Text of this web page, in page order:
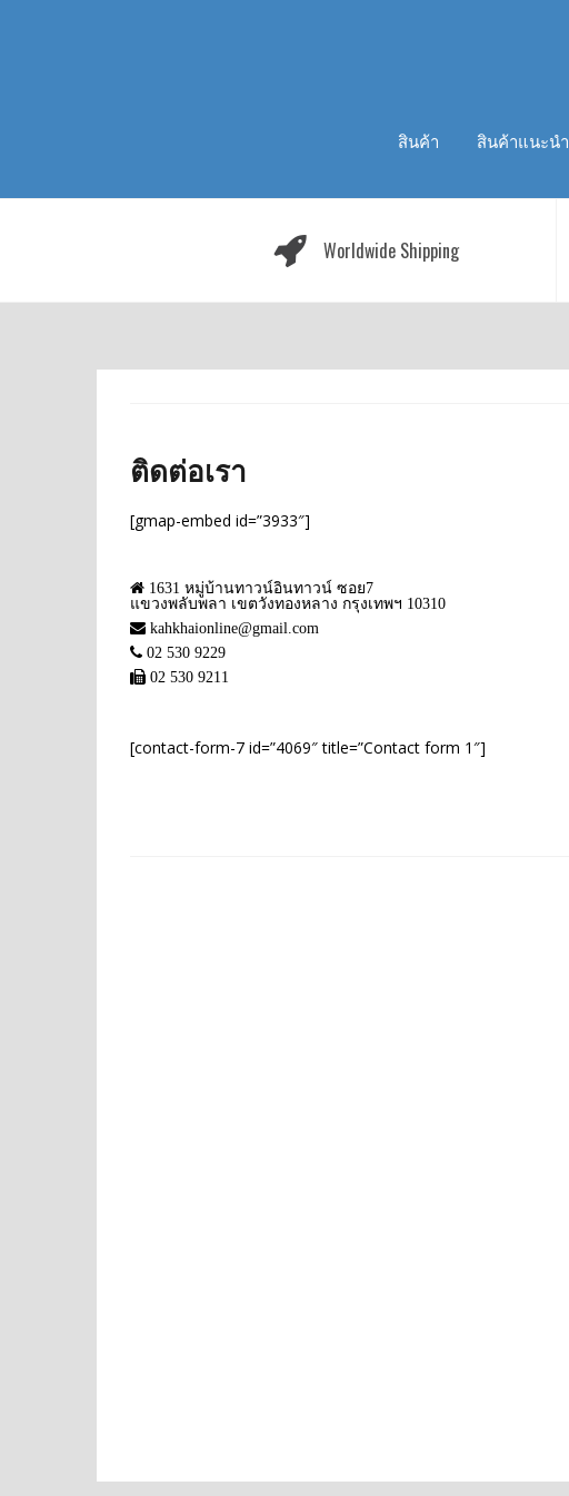
สินค้า สินค้าแนะนำ
Worldwide Shipping
ติดต่อเรา
[gmap-embed id=”3933″]
1631 หมู่บ้านทาวน์อินทาวน์ ซอย7
แขวงพลับพลา เขตวังทองหลาง กรุงเทพฯ 10310
kahkhaionline@gmail.com
02 530 9229
02 530 9211
[contact-form-7 id=”4069″ title=”Contact form 1″]